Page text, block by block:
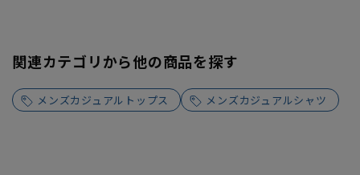
関連カテゴリから他の商品を探す
メンズカジュアルトップス メンズカジュアルシャツ